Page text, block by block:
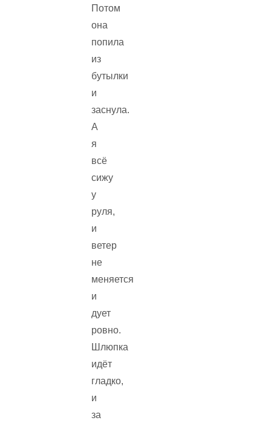
Потом
она
попила
из
бутылки
и
заснула.
А
я
всё
сижу
у
руля,
и
ветер
не
меняется
и
дует
ровно.
Шлюпка
идёт
гладко,
и
за